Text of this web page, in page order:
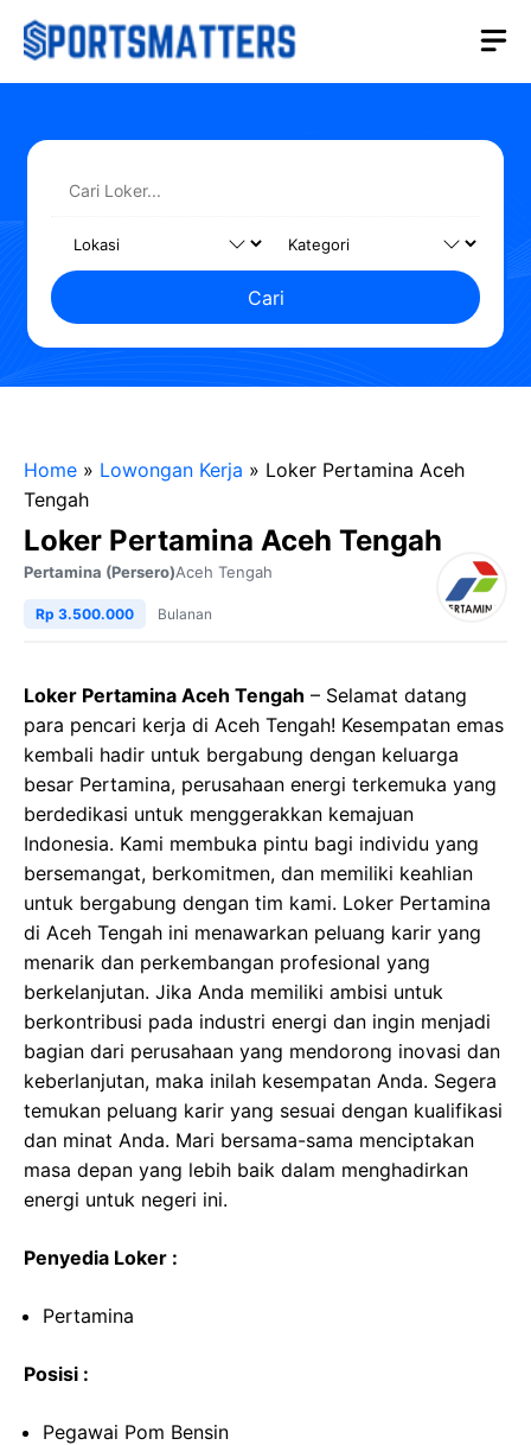
Langsung
Cari
Home » Lowongan Kerja » Loker Pertamina Aceh
Tengah
Loker Pertamina Aceh Tengah
Pertamina (Persero)Aceh Tengah
Rp 3.500.000 Bulanan
Loker Pertamina Aceh Tengah – Selamat datang
para pencari kerja di Aceh Tengah! Kesempatan emas
kembali hadir untuk bergabung dengan keluarga
besar Pertamina, perusahaan energi terkemuka yang
berdedikasi untuk menggerakkan kemajuan
Indonesia. Kami membuka pintu bagi individu yang
bersemangat, berkomitmen, dan memiliki keahlian
untuk bergabung dengan tim kami. Loker Pertamina
di Aceh Tengah ini menawarkan peluang karir yang
menarik dan perkembangan profesional yang
berkelanjutan. Jika Anda memiliki ambisi untuk
berkontribusi pada industri energi dan ingin menjadi
bagian dari perusahaan yang mendorong inovasi dan
keberlanjutan, maka inilah kesempatan Anda. Segera
temukan peluang karir yang sesuai dengan kualifikasi
dan minat Anda. Mari bersama-sama menciptakan
masa depan yang lebih baik dalam menghadirkan
energi untuk negeri ini.
Penyedia Loker :
Pertamina
Posisi :
Pegawai Pom Bensin